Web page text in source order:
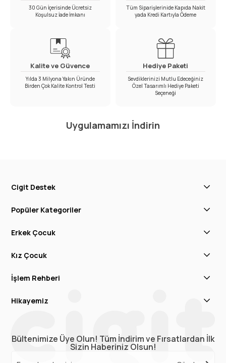
30 Gün İçerisinde Ücretsiz
Koşulsuz İade İmkanı
Tüm Siparişlerinide Kapıda Nakit
yada Kredi Kartıyla Ödeme
Kalite ve Güvence
Yılda 3 Milyona Yakın Üründe
Birden Çok Kalite Kontrol Testi
Hediye Paketi
Sevdiklerinizi Mutlu Edeceğiniz
Özel Tasarımlı Hediye Paketi
Seçeneği
Uygulamamızı İndirin
Cigit Destek
Popüler Kategoriler
Erkek Çocuk
Kız Çocuk
İşlem Rehberi
Hikayemiz
Bültenimize Üye Olun! Tüm İndirim ve Fırsatlardan İlk
Sizin Haberiniz Olsun!